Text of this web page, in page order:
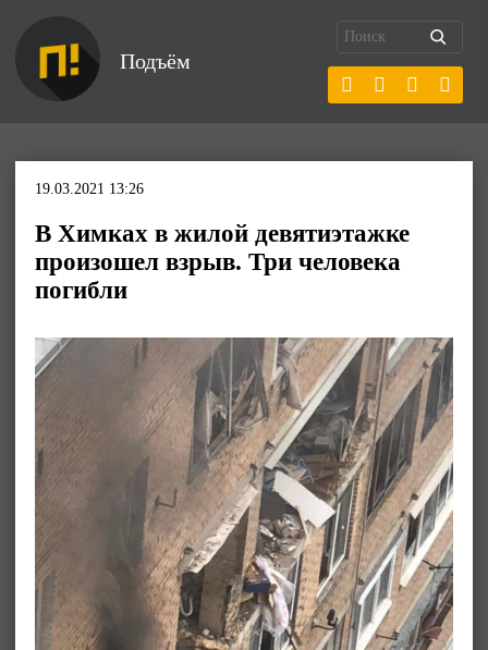
Подъём
19.03.2021 13:26
В Химках в жилой девятиэтажке
произошел взрыв. Три человека
погибли